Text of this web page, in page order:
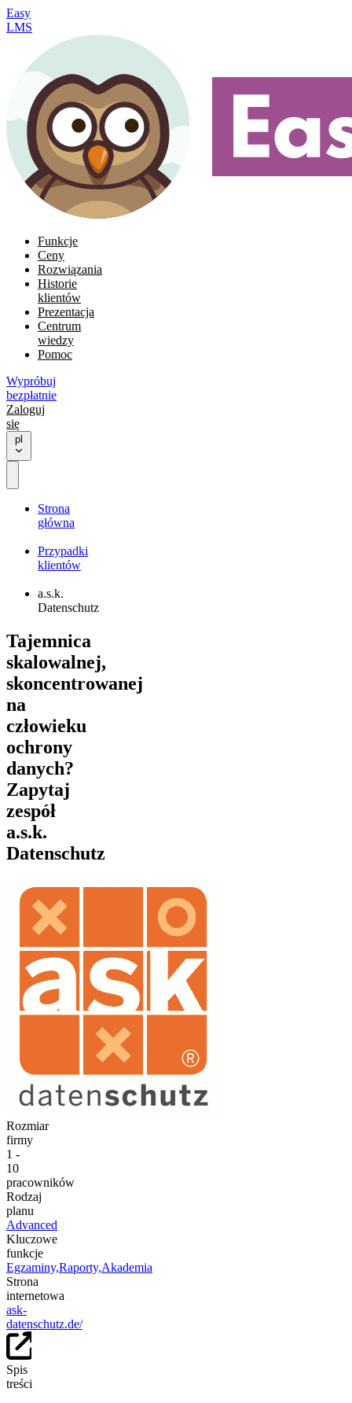
Easy
LMS
Funkcje
Ceny
Rozwiązania
Historie
klientów
Prezentacja
Centrum
wiedzy
Pomoc
Wypróbuj
bezpłatnie
Zaloguj
się
pl
Strona
główna
Przypadki
klientów
a.s.k.
Datenschutz
Tajemnica
skalowalnej,
skoncentrowanej
na
człowieku
ochrony
danych?
Zapytaj
zespół
a.s.k.
Datenschutz
Rozmiar
firmy
1 -
10
pracowników
Rodzaj
planu
Advanced
Kluczowe
funkcje
Egzaminy,Raporty,Akademia
Strona
internetowa
ask-
datenschutz.de/
Spis
treści